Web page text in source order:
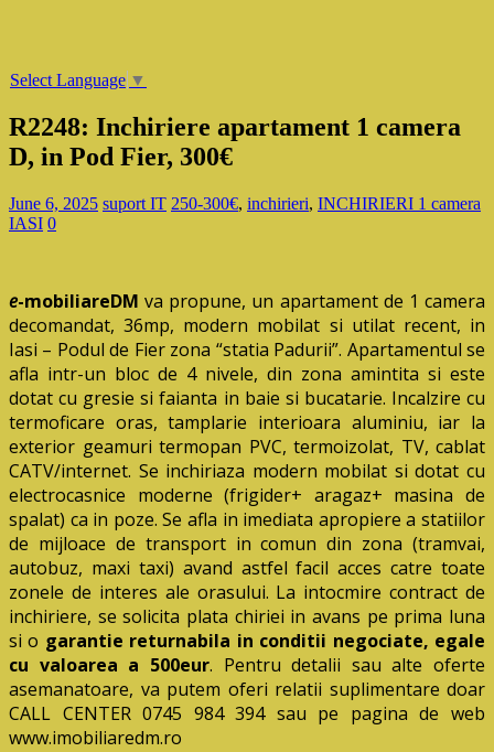
Select Language ▼
R2248: Inchiriere apartament 1 camera
D, in Pod Fier, 300€
June 6, 2025 suport IT 250-300€, inchirieri, INCHIRIERI 1 camera
IASI 0
e-mobiliareDM va propune, un apartament de 1 camera
decomandat, 36mp, modern mobilat si utilat recent, in
Iasi – Podul de Fier zona “statia Padurii”. Apartamentul se
afla intr-un bloc de 4 nivele, din zona amintita si este
dotat cu gresie si faianta in baie si bucatarie. Incalzire cu
termoficare oras, tamplarie interioara aluminiu, iar la
exterior geamuri termopan PVC, termoizolat, TV, cablat
CATV/internet. Se inchiriaza modern mobilat si dotat cu
electrocasnice moderne (frigider+ aragaz+ masina de
spalat) ca in poze. Se afla in imediata apropiere a statiilor
de mijloace de transport in comun din zona (tramvai,
autobuz, maxi taxi) avand astfel facil acces catre toate
zonele de interes ale orasului. La intocmire contract de
inchiriere, se solicita plata chiriei in avans pe prima luna
si o garantie returnabila in conditii negociate, egale
cu valoarea a 500eur. Pentru detalii sau alte oferte
asemanatoare, va putem oferi relatii suplimentare doar
CALL CENTER 0745 984 394 sau pe pagina de web
www.imobiliaredm.ro